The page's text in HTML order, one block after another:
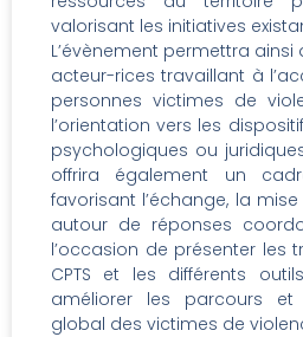
valorisant les initiatives
L’évènement permettra ainsi
acteur-rices travaillant à
personnes victimes de
l’orientation vers les
psychologiques ou
offrira également un
favorisant l’échange, la
autour de réponses
l’occasion de présenter les
CPTS et les différents
améliorer les parcours et
global des victimes de